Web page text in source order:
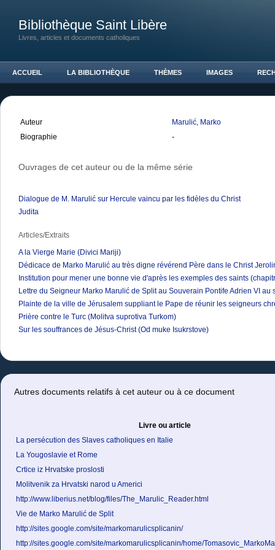
Bibliothèque Saint Libère
Livres, articles et documents catholiques
ACCUEIL LA BIBLIOTHÈQUE THÈMES IMAGES
Auteur
Marulić, Marko
Biographie
-
Ouvrages de cet auteur ou de la même série
Dialogue de M. Marulić sur Hercule vaincu par les fidèles du Christ
Judita
Articles/Extraits
A la Vierge Marie (Divici Mariji)
Dédicace de Marko Marulić au très digne révérend Père dans le Christ
Institution pour mener une bonne vie d'après les exemples des saints
Lettre du Seigneur Marko Marulić de Split au Souverain Pontife Adrien VI
Plainte de la ville de Jérusalem suppliant le Pape de réunir les seigneurs
Prière contre le Turc (Molitva suprotiva Turkom)
Sur les souffrances de Jésus-Christ (Od muke Isukrstove)
Autres documents relatifs à cet auteur ou à ce document
Livre ou article
La persécution des Slaves catholiques en Italie
La Yougoslavie et Rome
Crtice iz Hrvatske proslosti
Molitvenik za Hrvatski narod u Americi
http://www.liberius.net/blog/files/The_Marulic_Reader.html
Vie de Marko Marulić de Split
http://sites.google.com/site/markomarulicsplicanin/
http://sites.google.com/site/markomarulicsplicanin/home/